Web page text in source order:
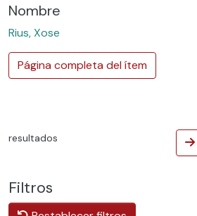
Nombre
Rius, Xose
Página completa del ítem
resultados
Filtros